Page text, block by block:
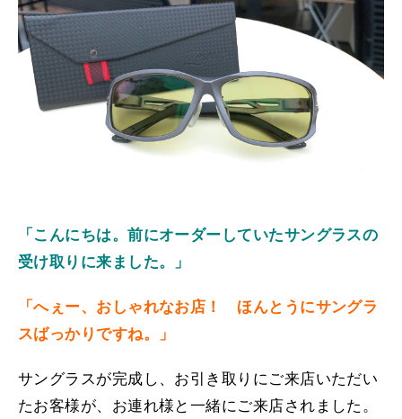
「こんにちは。前にオーダーしていたサングラスの
受け取りに来ました。」
「へぇー、おしゃれなお店！ ほんとうにサングラ
スばっかりですね。」
サングラスが完成し、お引き取りにご来店いただい
たお客様が、お連れ様と一緒にご来店されました。